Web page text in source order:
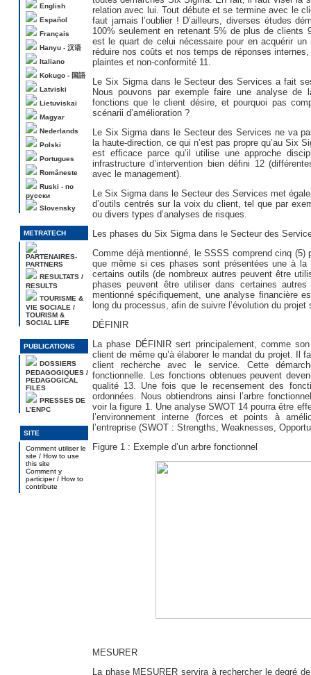
English
Español
Français
Hanyu - 汉语
Italiano
Kokugo - 国語
Latviski
Lietuviskai
Magyar
Nederlands
Polski
Portugues
Româneste
Ruski - по
русски
Slovensky
METRATECH
PARTENAIRES-
PARTNERS
RESULTATS /
RESULTS
TOURISME &
VIE SOCIALE /
TOURISM &
SOCIAL LIFE
PUBLICATIONS
DOSSIERS
PEDAGOGIQUES /
PEDAGOGICAL
FILES
PRESSES DE
L’ENPC
SITE
Comment utiliser le
site / How to use
this site
Comment y
participer / How to
contribute
relation avec lui. Tout débute et se termine avec le
faut jamais l’oublier ! D’ailleurs, diverses études
100% seulement en retenant 5% de plus de
est le quart de celui nécessaire pour en acquérir
réduire nos coûts et nos temps de réponses
plaintes et non-conformité 11.
Le Six Sigma dans le Secteur des Services a fait
Nous pouvons par exemple faire une analyse
fonctions que le client désire, et pourquoi pas
scénarii d’amélioration ?
Le Six Sigma dans le Secteur des Services ne va
la haute-direction, ce qui n’est pas propre qu’au Six
est efficace parce qu’il utilise une approche
infrastructure d’intervention bien défini 12
avec le management).
Le Six Sigma dans le Secteur des Services met
d’outils centrés sur la voix du client, tel que par
ou divers types d’analyses de risques.
Les phases du Six Sigma dans le Secteur des
Comme déjà mentionné, le SSSS comprend cinq
que même si ces phases sont présentées une à
certains outils (de nombreux autres peuvent être
phases peuvent être utiliser dans certaines
mentionné spécifiquement, une analyse financière
long du processus, afin de suivre l’évolution du
DÉFINIR
La phase DÉFINIR sert principalement, comme
client de même qu’à élaborer le mandat du projet. Il
client recherche avec le service. Cette
fonctionnelle. Les fonctions obtenues peuvent
qualité 13. Une fois que le recensement des
ordonnées. Nous obtiendrons ainsi l’arbre
voir la figure 1. Une analyse SWOT 14 pourra être
l’environnement interne (forces et points à
l’entreprise (SWOT : Strengths, Weaknesses,
Figure 1 : Exemple d’un arbre fonctionnel
MESURER
La phase MESURER servira à rechercher le degré